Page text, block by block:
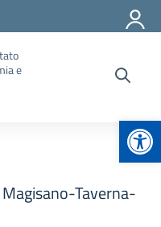
e
Taverna-